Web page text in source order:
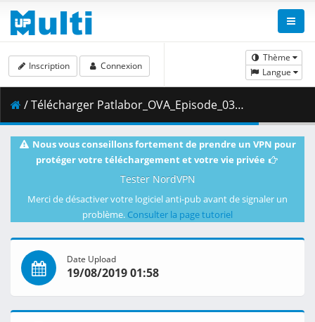
Thème
Langue
Inscription Connexion
/ Télécharger Patlabor_OVA_Episode_03__Player_Edition___x264_AC3_.mp4.003 ( 472.51 MB )
Nous vous conseillons fortement de prendre un VPN pour
protéger votre téléchargement et votre vie privée
Tester NordVPN
Merci de désactiver votre logiciel anti-pub avant de signaler un
problème. Consulter la page tutoriel
Date Upload
19/08/2019 01:58